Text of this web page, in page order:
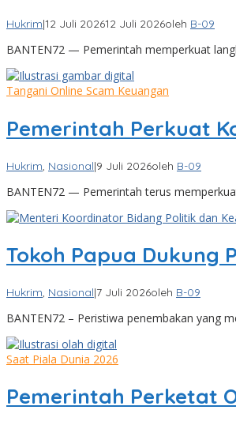
Hukrim|12 Juli 202612 Juli 2026oleh B-09
BANTEN72 — Pemerintah memperkuat
Tangani Online Scam Keuangan
Pemerintah Perkuat
Hukrim, Nasional|9 Juli 2026oleh B-09
BANTEN72 — Pemerintah terus
Tokoh Papua Dukung
Hukrim, Nasional|7 Juli 2026oleh B-09
BANTEN72 – Peristiwa penembakan yang
Saat Piala Dunia 2026
Pemerintah Perketat